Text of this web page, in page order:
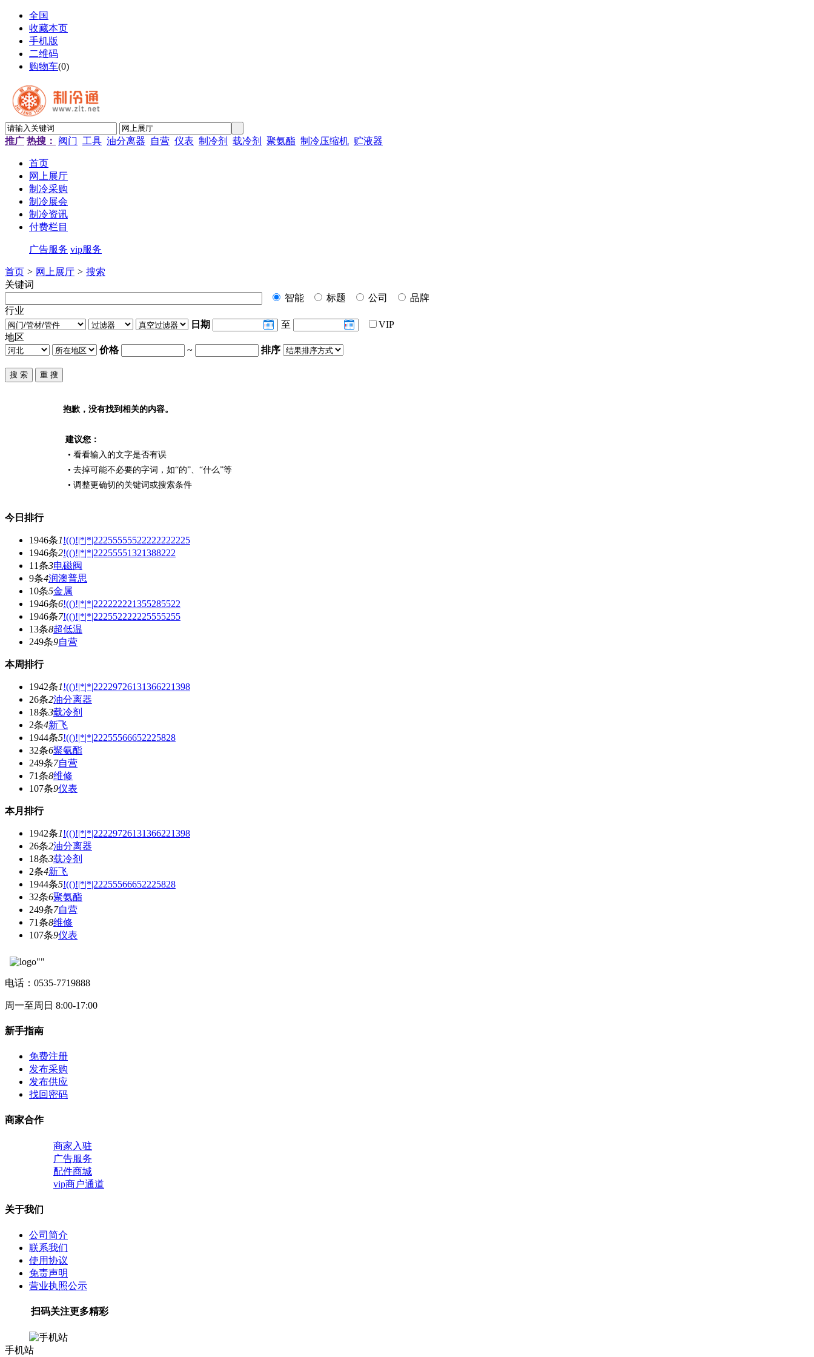
全国
收藏本页
手机版
二维码
购物车(0)
推广 热搜： 阀门 工具 油分离器 自营 仪表 制冷剂 载冷剂 聚氨酯 制冷压缩机 贮液器
首页
网上展厅
制冷采购
制冷展会
制冷资讯
付费栏目
广告服务 vip服务
首页 > 网上展厅 > 搜索
关键词
智能
标题 公司
品牌
行业
日期
至
VIP
地区
价格
~ 排序
抱歉，没有找到相关的内容。
建议您：
• 看看输入的文字是否有误
• 去掉可能不必要的字词，如“的”、“什么”等
• 调整更确切的关键词或搜索条件
今日排行
1946条1!(()!|*|*|22255555522222222225
1946条2!(()!|*|*|22255551321388222
11条3电磁阀
9条4润澳普思
10条5金属
1946条6!(()!|*|*|222222221355285522
1946条7!(()!|*|*|222552222225555255
13条8超低温
249条9自营
本周排行
1942条1!(()!|*|*|22229726131366221398
26条2油分离器
18条3载冷剂
2条4新飞
1944条5!(()!|*|*|22255566652225828
32条6聚氨酯
249条7自营
71条8维修
107条9仪表
本月排行
1942条1!(()!|*|*|22229726131366221398
26条2油分离器
18条3载冷剂
2条4新飞
1944条5!(()!|*|*|22255566652225828
32条6聚氨酯
249条7自营
71条8维修
107条9仪表
电话：0535-7719888
周一至周日 8:00-17:00
新手指南
免费注册
发布采购
发布供应
找回密码
商家合作
商家入驻
广告服务
配件商城
vip商户通道
关于我们
公司简介
联系我们
使用协议
免责声明
营业执照公示
扫码关注更多精彩
手机站